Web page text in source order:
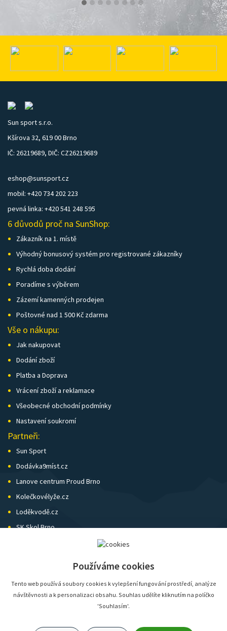
Sun sport s.r.o.
Kšírova 32, 619 00 Brno
IČ: 26219689, DIČ: CZ26219689
eshop@sunsport.cz
mobil: +420 734 202 223
pevná linka: +420 541 248 595
6 důvodů proč na SunShop:
Zákazník na 1. místě
Výhodný bonusový systém pro registrované zákazníky
Rychlá doba dodání
Poradíme s výběrem
Zázemí kamenných prodejen
Poštovné nad 1 500 Kč zdarma
Vše o nákupu:
Jak nakupovat
Dodání zboží
Platba a Doprava
Vrácení zboží a reklamace
Všeobecné obchodní podmínky
Nastavení soukromí
Partneři:
Sun Sport
Dodávka9míst.cz
Lanove centrum Proud Brno
Kolečkovélyže.cz
Loděkvodě.cz
SK Skol Brno
Používáme cookies
Tento web používá soubory cookies k vylepšení fungování prostředí, analýze
návštěvnosti a k personalizaci obsahu. Souhlas udělíte kliknutím na políčko
'Souhlasím'.